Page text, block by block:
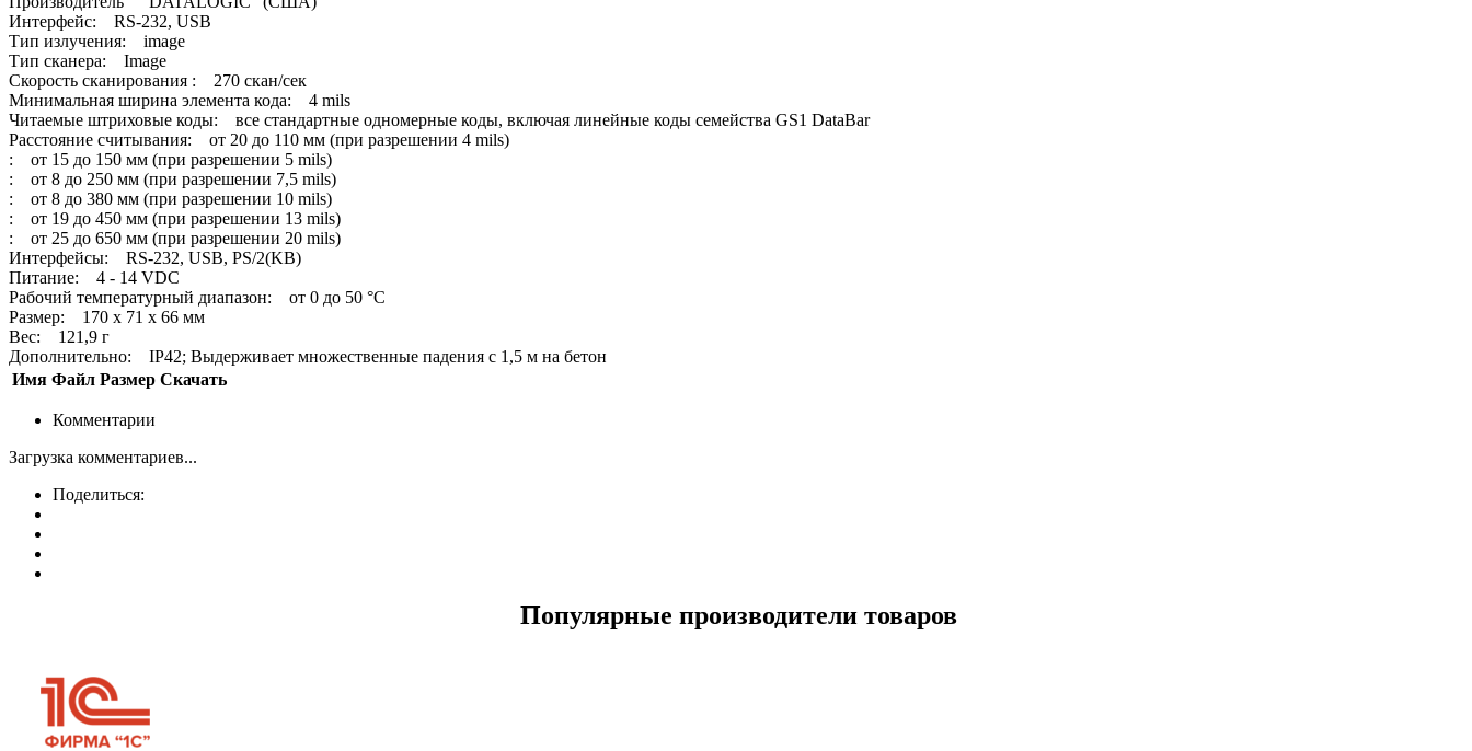
Интерфейс: RS-232, USB
Тип излучения: image
Тип сканера: Image
Скорость сканирования : 270 скан/сек
Минимальная ширина элемента кода: 4 mils
Читаемые штриховые коды: все стандартные одномерные коды, включая линейные коды семейства GS1 DataBar
Расстояние считывания: от 20 до 110 мм (при разрешении 4 mils)
: от 15 до 150 мм (при разрешении 5 mils)
: от 8 до 250 мм (при разрешении 7,5 mils)
: от 8 до 380 мм (при разрешении 10 mils)
: от 19 до 450 мм (при разрешении 13 mils)
: от 25 до 650 мм (при разрешении 20 mils)
Интерфейсы: RS-232, USB, PS/2(KB)
Питание: 4 - 14 VDC
Рабочий температурный диапазон: от 0 до 50 °C
Размер: 170 x 71 x 66 мм
Вес: 121,9 г
Дополнительно: IP42; Выдерживает множественные падения с 1,5 м на бетон
Имя Файл Размер Скачать
Комментарии
Загрузка комментариев...
Поделиться:
Популярные производители товаров